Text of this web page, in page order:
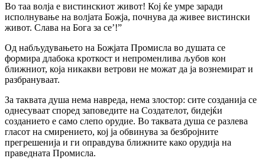
Во таа волја е вистинскиот живот! Кој ќе умре заради
исполнување на волјата Божја, почнува да живее вистински
живот. Слава на Бога за се’!”
Од набљудувањето на Божјата Промисла во душата се
формира длабока кроткост и непроменлива љубов кон
ближниот, која никакви ветрови не можат да ja вознемират и
разбрануваат.
За таквата душа нема навреда, нема злостор: сите созданија се
однесуваат според заповедите на Создателот, бидејќи
созданието е само слепо орудие. Во таквата душа се разлева
гласот на смирението, кој ја обвинува за безбројните
прегрешенија и ги оправдува ближните како орудија на
праведната Промисла.